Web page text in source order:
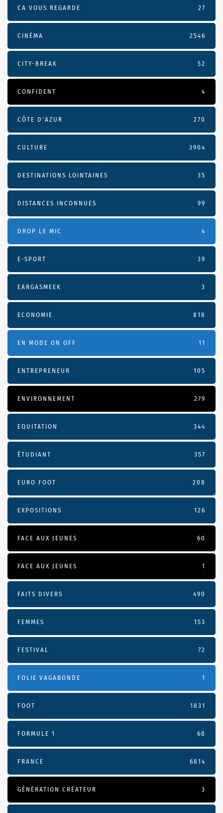
CA VOUS REGARDE 27
CINÉMA 2546
CITY-BREAK 52
CONFIDENT 4
CÔTE D’AZUR 270
CULTURE 3904
DESTINATIONS LOINTAINES 35
DISTANCES INCONNUES 99
DROP LE MIC 4
E-SPORT 39
EARGASMEEK 3
ECONOMIE 818
EN MODE ON OFF 11
ENTREPRENEUR 105
ENVIRONNEMENT 279
EQUITATION 344
ÉTUDIANT 357
EURO FOOT 208
EXPOSITIONS 126
FACE AUX JEUNES 60
FACE AUX JEUNES 1
FAITS DIVERS 490
FEMMES 153
FESTIVAL 72
FOLIE VAGABONDE 1
FOOT 1831
FORMULE 1 68
FRANCE 6814
GÉNÉRATION CRÉATEUR 3